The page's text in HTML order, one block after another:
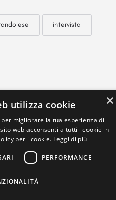
intervista
×
utilizza cookie
migliorare la tua esperienza di
web acconsenti a tutti i cookie in
per i cookie. Leggi di più
PERFORMANCE